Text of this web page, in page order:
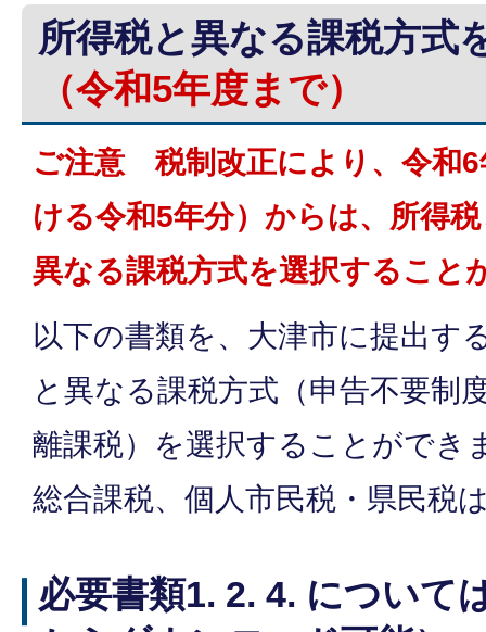
所得税と異なる課税方式
（令和5年度まで）
ご注意 税制改正により、令和6
ける令和5年分）からは、所得
異なる課税方式を選択すること
以下の書類を、大津市に提出す
と異なる課税方式（申告不要制
離課税）を選択することができ
総合課税、個人市民税・県民税
必要書類1. 2. 4. について